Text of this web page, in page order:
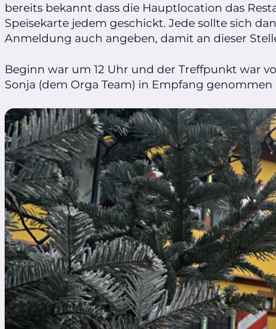
bereits bekannt dass die Hauptlocation das
Speisekarte jedem geschickt. Jede sollte sich
Anmeldung auch angeben, damit an dieser
Beginn war um 12 Uhr und der Treffpunkt war
Sonja (dem Orga Team) in Empfang